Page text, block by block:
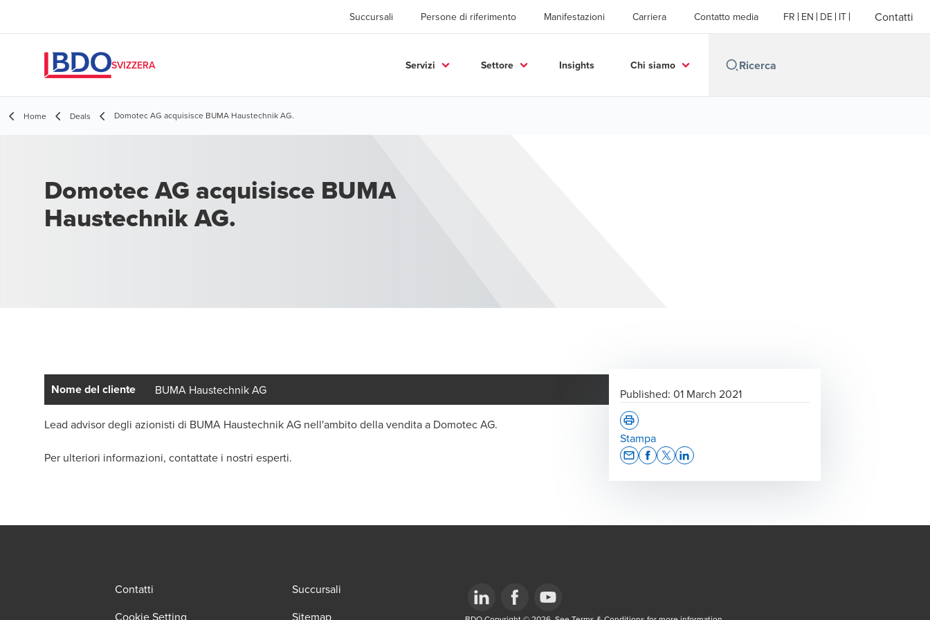
Succursali Persone di riferimento Manifestazioni Carriera Contatto media FR EN DE IT Contatti
SVIZZERA Servizi Settore Insights Chi siamo
Home Deals Domotec AG acquisisce BUMA Haustechnik AG.
Domotec AG acquisisce BUMA
Haustechnik AG.
Nome del cliente BUMA Haustechnik AG
Lead advisor degli azionisti di BUMA Haustechnik AG nell'ambito della vendita a Domotec AG.
Per ulteriori informazioni, contattate i nostri esperti.
Published: 01 March 2021
Stampa
Contatti
Succursali
Cookie Setting
Sitemap